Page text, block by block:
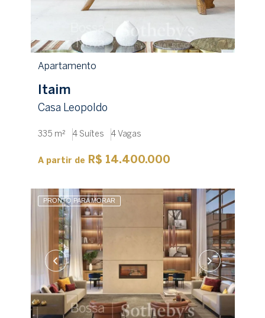
Receber contato
Apartamento
Itaim
Casa Leopoldo
335 m² 4 Suítes 4 Vagas
A partir de R$ 14.400.000
PRONTO PARA MORAR